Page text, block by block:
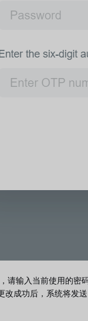
请输入当前使用的密
改成功后，系统将发送